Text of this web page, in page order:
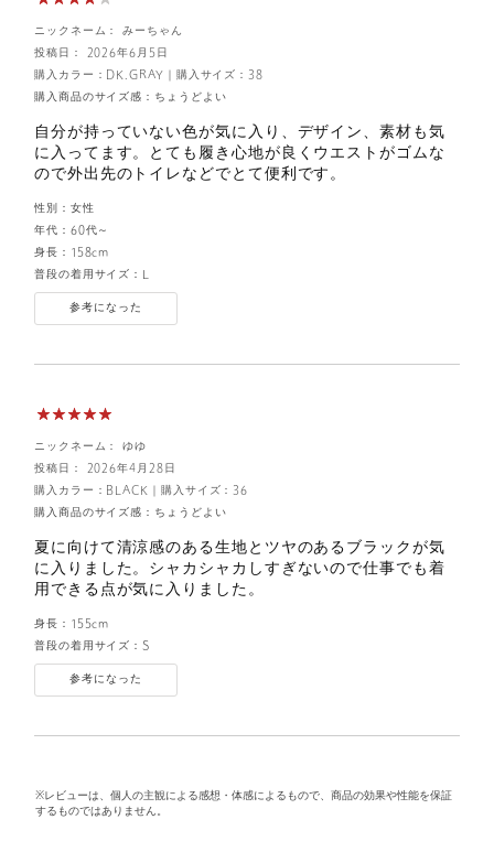
ニックネーム： みーちゃん
投稿日： 2026年6月5日
購入サイズ：38
購入カラー：DK.GRAY
購入商品のサイズ感： ちょうどよい
自分が持っていない色が気に入り、デザイン、素材も気
に入ってます。とても履き心地が良くウエストがゴムな
ので外出先のトイレなどでとて便利です。
性別： 女性
年代： 60代～
身長： 158cm
普段の着用サイズ：
参考になった
ニックネーム： ゆゆ
投稿日： 2026年4月28日
購入サイズ：36
購入カラー：BLACK
購入商品のサイズ感： ちょうどよい
夏に向けて清涼感のある生地とツヤのあるブラックが気
に入りました。シャカシャカしすぎないので仕事でも着
用できる点が気に入りました。
身長： 155cm
普段の着用サイズ：S
参考になった
※レビューは、個人の主観による感想・体感によるもので、商品の効果や性能を保証
するものではありません。